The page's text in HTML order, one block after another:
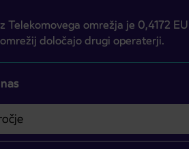
Telekomovega omrežja je 0,4172
določajo drugi operaterji.
izbrati.